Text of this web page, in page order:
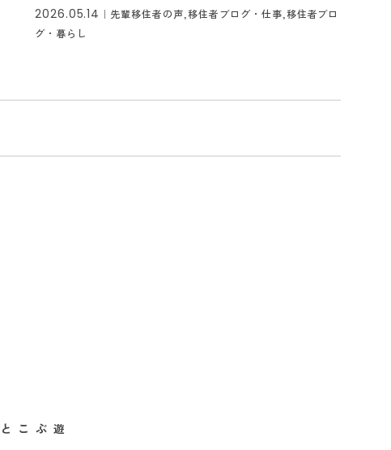
2026.05.14 ｜ 先輩移住者の声,移住者ブログ・仕事,移住者ブロ
グ・暮らし